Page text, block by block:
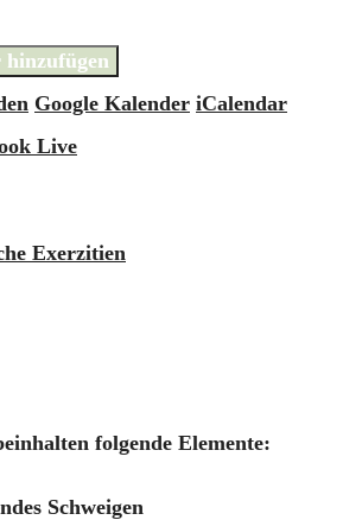
Google Kalender iCalendar
Live
Exerzitien
folgende Elemente:
Schweigen